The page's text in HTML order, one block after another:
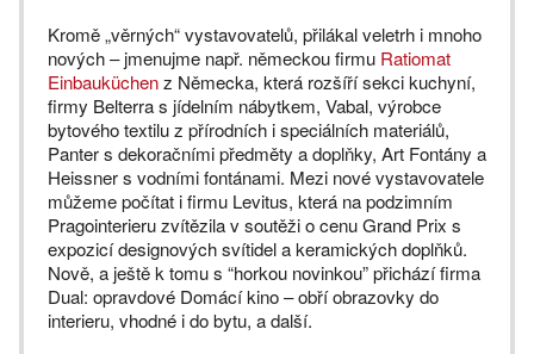
Kromě „věrných“ vystavovatelů, přilákal veletrh i mnoho
nových – jmenujme např. německou firmu Ratiomat
Einbauküchenz Německa, která rozšíří sekci kuchyní,
firmy Belterra s jídelním nábytkem, Vabal, výrobce
bytového textilu z přírodních i speciálních materiálů,
Panter s dekoračními předměty a doplňky, Art Fontány a
Heissner s vodními fontánami. Mezi nové vystavovatele
můžeme počítat i firmu Levitus, která na podzimním
Pragointerieru zvítězila v soutěži o cenu Grand Prix s
expozicí designových svítidel a keramických doplňků.
Nově, a ještě k tomu s “horkou novinkou” přichází firma
Dual: opravdové Domácí kino – obří obrazovky do
interieru, vhodné i do bytu, a další.